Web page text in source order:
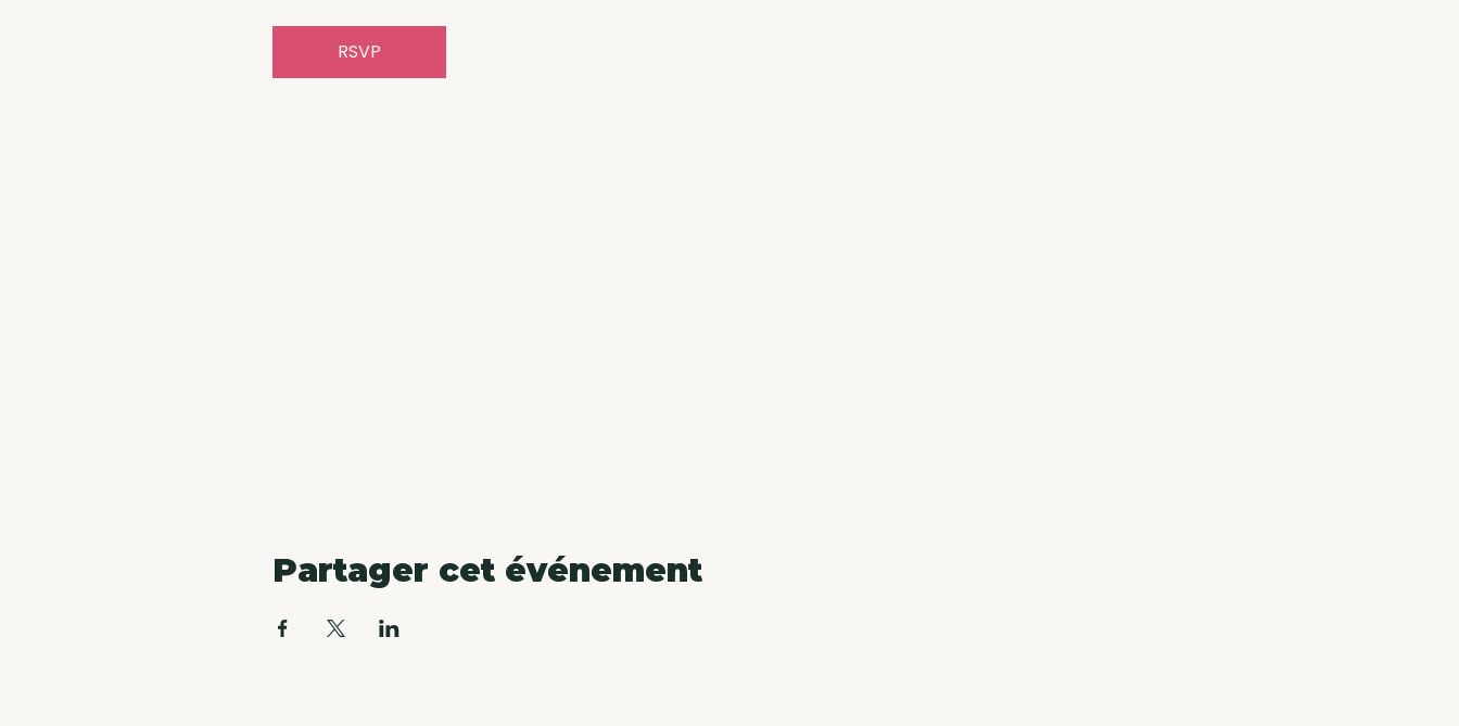
RSVP
Partager cet événement